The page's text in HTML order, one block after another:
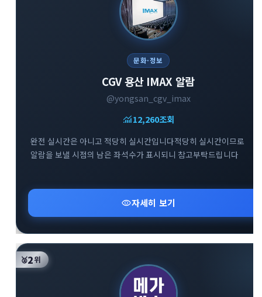
문화·정보
CGV 용산 IMAX 알람
@yongsan_cgv_imax
monitoring12,260조회
완전 실시간은 아니고 적당히 실시간입니다적당히 실시간이므로
알람을 보낼 시점의 남은 좌석수가 표시되니 참고부탁드립니다
visibility자세히 보기
🥈2위